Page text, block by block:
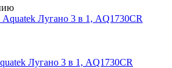
Лугано 3 в 1, AQ1730CR